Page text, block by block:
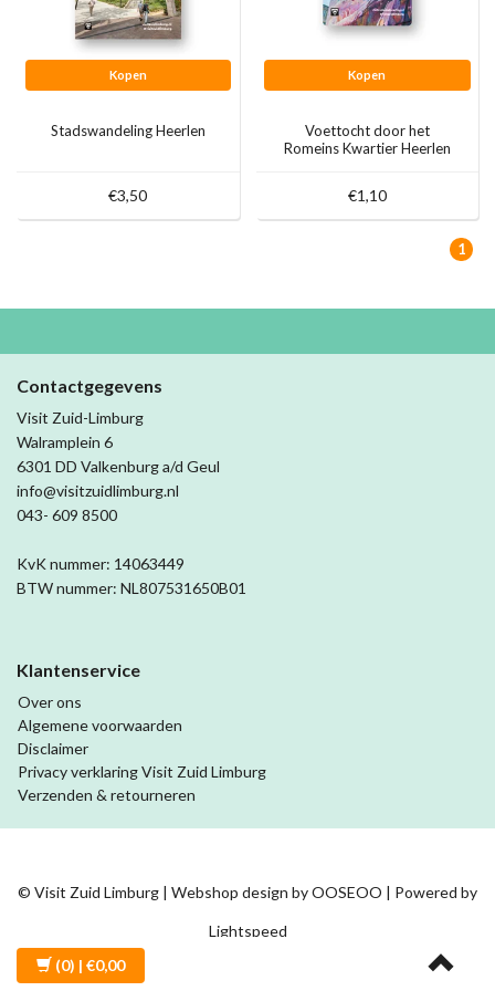
Kopen
Stadswandeling Heerlen
€3,50
Kopen
Voettocht door het
Romeins Kwartier Heerlen
€1,10
1
Contactgegevens
Visit Zuid-Limburg
Walramplein 6
6301 DD Valkenburg a/d Geul
info@visitzuidlimburg.nl
043- 609 8500
KvK nummer: 14063449
BTW nummer: NL807531650B01
Klantenservice
Over ons
Algemene voorwaarden
Disclaimer
Privacy verklaring Visit Zuid Limburg
Verzenden & retourneren
© Visit Zuid Limburg | Webshop design byOOSEOO | Powered by
Lightspeed
(0) | €0,00